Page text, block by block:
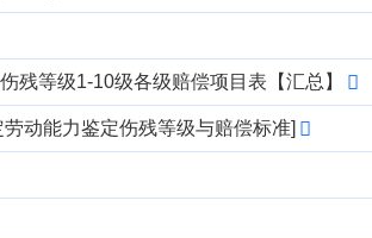
残等级1-10级各级赔偿项目表【汇总】
动能力鉴定伤残等级与赔偿标准]